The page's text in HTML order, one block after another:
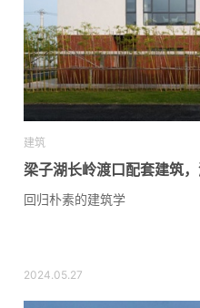
建筑
梁子湖长岭渡口配套建筑
回归朴素的建筑学
2024.05.27